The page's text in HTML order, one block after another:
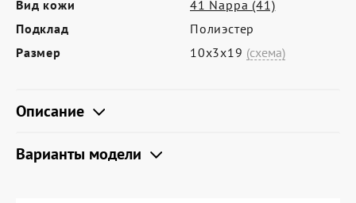
Политика обработки персональных
данных
Вид кожи
41 Nappa (41)
Подклад
Полиэстер
Размер
10х3х19 (схема)
Описание
Варианты модели